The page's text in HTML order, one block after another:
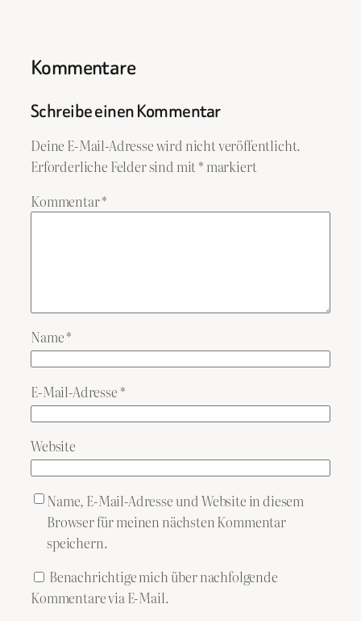
Kommentare
Schreibe einen Kommentar
Deine E-Mail-Adresse wird nicht veröffentlicht.
Erforderliche Felder sind mit* markiert
Kommentar*
Name*
E-Mail-Adresse *
Website
Name, E-Mail-Adresse und Website in diesem
Browser für meinen nächsten Kommentar
speichern.
Benachrichtige mich über nachfolgende
Kommentare via E-Mail.